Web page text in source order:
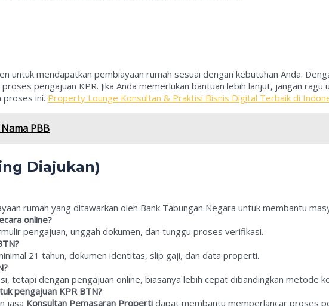
untuk mendapatkan pembiayaan rumah sesuai dengan kebutuhan Anda.
pengajuan KPR. Jika Anda memerlukan bantuan lebih lanjut, jangan ragu
proses ini. Property Lounge Konsultan & Praktisi Bisnis Digital Terbaik di
PBB
Diajukan)
rumah yang ditawarkan oleh Bank Tabungan Negara untuk membantu
online?
pengajuan, unggah dokumen, dan tunggu proses verifikasi.
21 tahun, dokumen identitas, slip gaji, dan data properti.
tetapi dengan pengajuan online, biasanya lebih cepat dibandingkan metode
pengajuan KPR BTN?
jasa Konsultan Pemasaran Properti dapat membantu memperlancar proses